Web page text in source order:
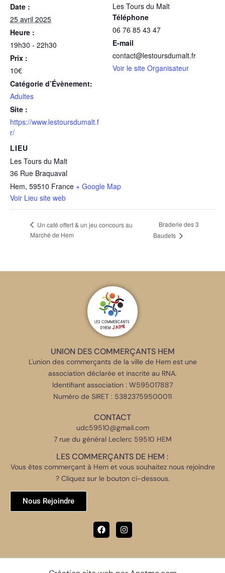
Date :
25 avril 2025
Heure :
19h30 - 22h30
Prix :
10€
Catégorie d’Évènement:
Adultes
Site :
https://www.lestoursdumalt.f
r/
LIEU
Les Tours du Malt
36 Rue Braquaval
Hem, 59510 France + Google Map
Voir Lieu site web
Les Tours du Malt
Téléphone
06 76 85 43 47
E-mail
contact@lestoursdumalt.fr
Voir le site Organisateur
Un café offert & un jeu concours au
Marché de Hem
Braderie des 3
Baudets
UNION DES COMMERÇANTS HEM
L'union des commerçants de la ville de Hem est une
association déclarée et inscrite au RNA.
Identifiant association : W595017887
Numéro de SIRET : 53823759500011
CONTACT
udc59510@gmail.com
7 rue du général Leclerc 59510 HEM
LES COMMERÇANTS DE HEM :
Vous êtes commerçant à Hem et vous souhaitez nous rejoindre
? Cliquez sur le bouton ci-dessous.
Nous Rejoindre